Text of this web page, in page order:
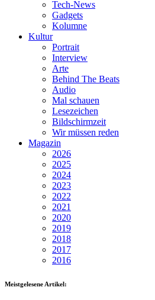
Tech-News
Gadgets
Kolumne
Kultur
Portrait
Interview
Arte
Behind The Beats
Audio
Mal schauen
Lesezeichen
Bildschirmzeit
Wir müssen reden
Magazin
2026
2025
2024
2023
2022
2021
2020
2019
2018
2017
2016
Meistgelesene Artikel: